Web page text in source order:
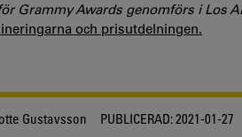
Grammy Awards genomförs i Los
och prisutdelningen.
Gustavsson PUBLICERAD:2021-01-27